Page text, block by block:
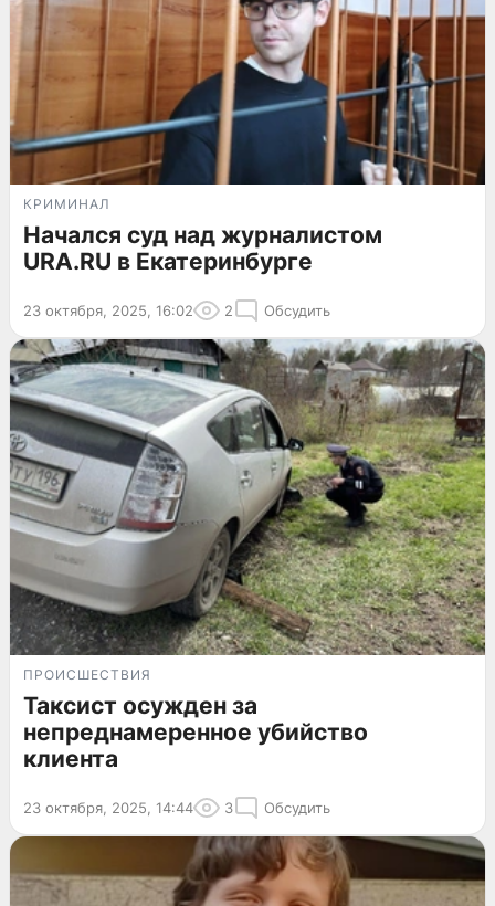
КРИМИНАЛ
Начался суд над журналистом
URA.RU в Екатеринбурге
23 октября, 2025, 16:02 2 Обсудить
ПРОИСШЕСТВИЯ
Таксист осужден за
непреднамеренное убийство
клиента
23 октября, 2025, 14:44 3 Обсудить